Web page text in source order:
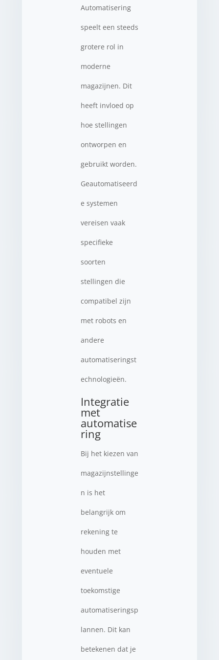
Automatisering
speelt een steeds
grotere rol in
moderne
magazijnen. Dit
heeft invloed op
hoe stellingen
ontworpen en
gebruikt worden.
Geautomatiseerd
e systemen
vereisen vaak
specifieke
soorten
stellingen die
compatibel zijn
met robots en
andere
automatiseringst
echnologieën.
Integratie
met
automatise
ring
Bij het kiezen van
magazijnstellinge
n is het
belangrijk om
rekening te
houden met
eventuele
toekomstige
automatiseringsp
lannen. Dit kan
betekenen dat je